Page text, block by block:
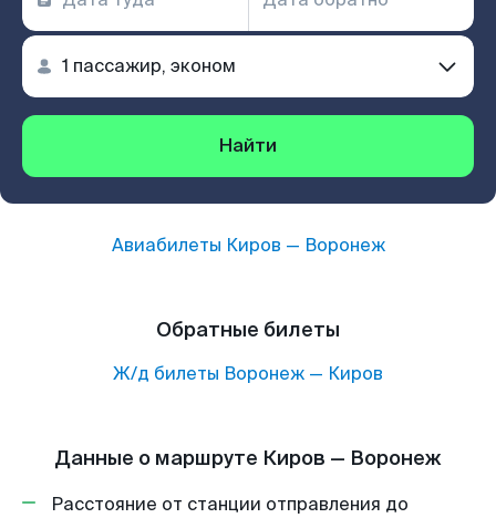
Найти
Авиабилеты Киров — Воронеж
Обратные билеты
Ж/д билеты Воронеж — Киров
Данные о маршруте Киров — Воронеж
Расстояние от станции отправления до